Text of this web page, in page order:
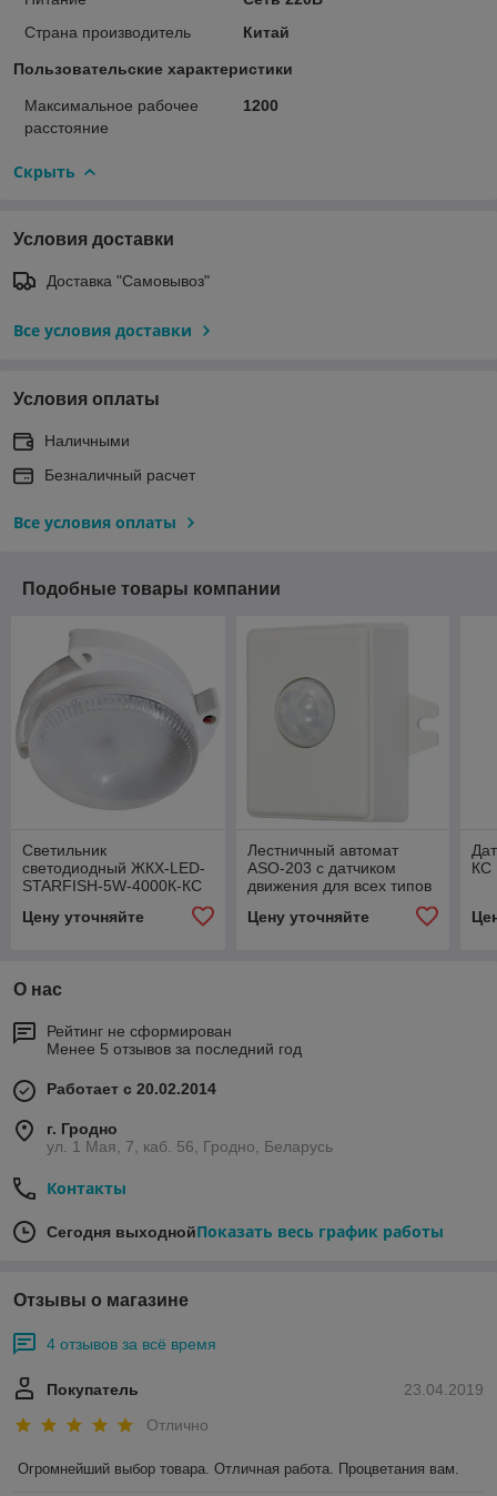
Страна производитель
Китай
Пользовательские характеристики
Максимальное рабочее
расстояние
1200
Скрыть
Условия доставки
Доставка "Самовывоз"
Все условия доставки
Условия оплаты
Наличными
Безналичный расчет
Все условия оплаты
Подобные товары компании
Светильник
светодиодный ЖКХ-LED-
STARFISH-5W-4000К-КС
датчиком
Цену уточняйте
Лестничный автомат
ASO-203 с датчиком
движения для всех типов
Цену уточняйте
КС
О нас
Рейтинг не сформирован
Менее 5 отзывов за последний год
Работает с 20.02.2014
г. Гродно
ул. 1 Мая, 7, каб. 56, Гродно, Беларусь
Контакты
Сегодня выходнойПоказать весь график работы
Отзывы о магазине
4 отзывов за всё время
23.04.2019
Покупатель
Отлично
Огромнейший выбор товара. Отличная работа. Процветания вам.